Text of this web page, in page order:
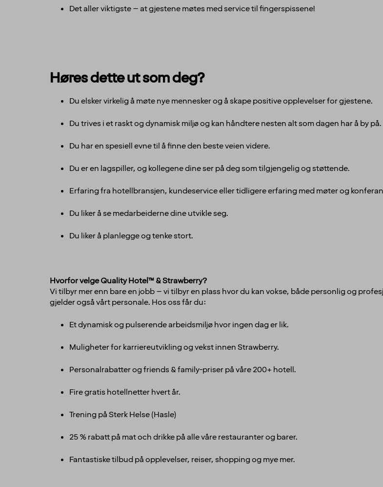
Det aller viktigste – at gjestene møtes med service til fingerspissene!
Høres dette ut som deg?
Du elsker virkelig å møte nye mennesker og å skape positive opplevelser for gjestene.
Du trives i et raskt og dynamisk miljø og kan håndtere nesten alt som dagen har å by på.
Du har en spesiell evne til å finne den beste veien videre.
Du er en lagspiller, og kollegene dine ser på deg som tilgjengelig og støttende.
Erfaring fra hotellbransjen, kundeservice eller tidligere erfaring med møter og
Du liker å se medarbeiderne dine utvikle seg.
Du liker å planlegge og tenke stort.
Hvorfor velge Quality Hotel™ & Strawberry?
Vi tilbyr mer enn bare en jobb – vi tilbyr en plass hvor du kan vokse, både personlig og
gjelder også vårt personale. Hos oss får du:
Et dynamisk og pulserende arbeidsmiljø hvor ingen dag er lik.
Muligheter for karriereutvikling og vekst innen Strawberry.
Personalrabatter og friends & family-priser på våre 200+ hotell.
Fire gratis hotellnetter hvert år.
Trening på Sterk Helse (Hasle)
25 % rabatt på mat och drikke på alle våre restauranter og barer.
Fantastiske tilbud på opplevelser, reiser, shopping og mye mer.